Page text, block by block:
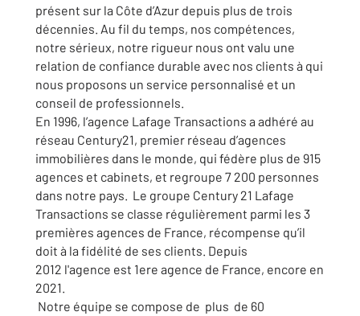
présent sur la Côte d’Azur depuis plus de trois
décennies. Au fil du temps, nos compétences,
notre sérieux, notre rigueur nous ont valu une
relation de confiance durable avec nos clients à qui
nous proposons un service personnalisé et un
conseil de professionnels.
En 1996, l’agence Lafage Transactions a adhéré au
réseau Century21, premier réseau d’agences
immobilières dans le monde, qui fédère plus de 915
agences et cabinets, et regroupe 7 200 personnes
dans notre pays. Le groupe Century 21 Lafage
Transactions se classe régulièrement parmi les 3
premières agences de France, récompense qu’il
doit à la fidélité de ses clients. Depuis
2012 l'agence est 1ere agence de France, encore en
2021.
Notre équipe se compose de plus de 60